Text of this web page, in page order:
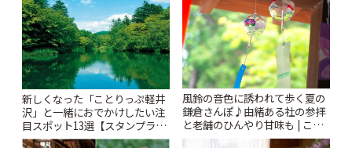
新しくなった「ことりっぷ軽井
沢」と一緒におでかけしたい注
目スポット13選【スタンプラリ
ー開催中】 | ことりっぷ
風鈴の音色に誘われて歩く夏の
鎌倉さんぽ♪由緒ある社の参拝
と老舗のひんやり甘味も | こと
りっぷ